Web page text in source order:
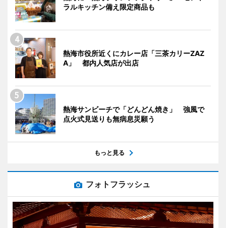
ラルキッチン備え限定商品も
熱海市役所近くにカレー店「三茶カリーZAZ
A」 都内人気店が出店
熱海サンビーチで「どんどん焼き」 強風で
点火式見送りも無病息災願う
もっと見る
フォトフラッシュ